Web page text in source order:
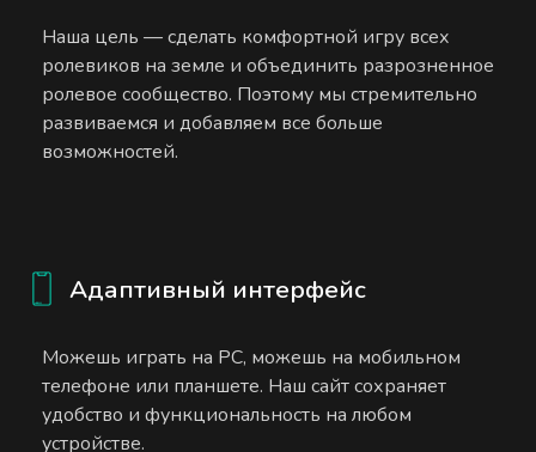
Наша цель — сделать комфортной игру всех
ролевиков на земле и объединить разрозненное
ролевое сообщество. Поэтому мы стремительно
развиваемся и добавляем все больше
возможностей.
Адаптивный интерфейс
Можешь играть на PC, можешь на мобильном
телефоне или планшете. Наш сайт сохраняет
удобство и функциональность на любом
устройстве.